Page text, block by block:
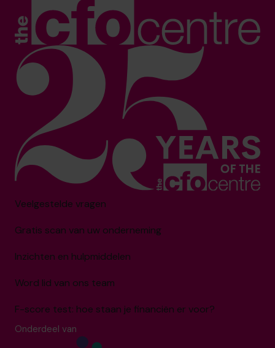
Veelgestelde vragen
Gratis scan van uw onderneming
Inzichten en hulpmiddelen
Word lid van ons team
F-score test: hoe staan je financiën er voor?
Onderdeel van